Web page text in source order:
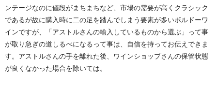
ンテージなのに値段がまちまちなど、市場の需要が高くクラシック
であるが故に購入時に二の足を踏んでしまう要素が多いボルドーワ
インですが、「アストルさんの輸入しているものから選ぶ」って事
が取り急ぎの道しるべになるって事は、自信を持ってお伝えできま
す。アストルさんの手を離れた後、ワインショップさんの保管状態
が良くなかった場合を除いては。